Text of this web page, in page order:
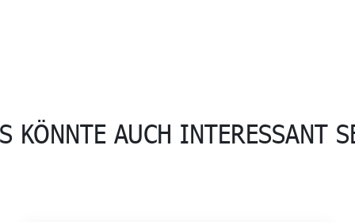
KÖNNTE AUCH INTERESSANT